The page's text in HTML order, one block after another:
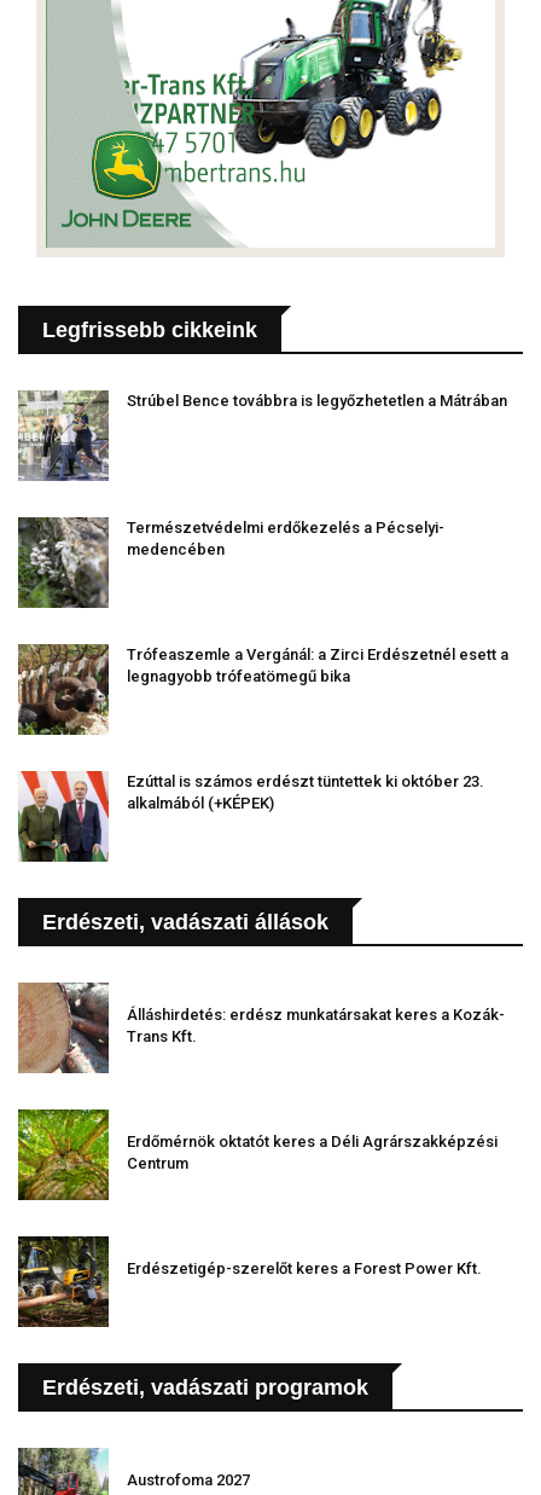
Legfrissebb cikkeink
Strúbel Bence továbbra is legyőzhetetlen a Mátrában
Természetvédelmi erdőkezelés a Pécselyi-
medencében
Trófeaszemle a Vergánál: a Zirci Erdészetnél esett a
legnagyobb trófeatömegű bika
Ezúttal is számos erdészt tüntettek ki október 23.
alkalmából (+KÉPEK)
Erdészeti, vadászati állások
Álláshirdetés: erdész munkatársakat keres a Kozák-
Trans Kft.
Erdőmérnök oktatót keres a Déli Agrárszakképzési
Centrum
Erdészetigép-szerelőt keres a Forest Power Kft.
Erdészeti, vadászati programok
Austrofoma 2027